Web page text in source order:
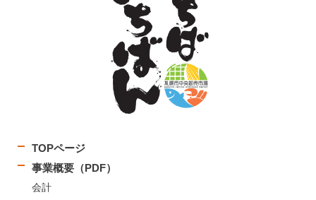
TOPページ
事業概要（PDF）
会計